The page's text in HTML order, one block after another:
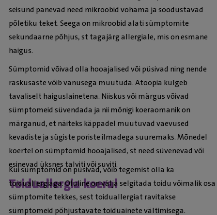
seisund panevad need mikroobid vohama ja soodustavad
põletiku teket. Seega on mikroobid alati sümptomite
sekundaarne põhjus, st tagajärg allergiale, mis on esmane
haigus.
Sümptomid võivad olla hooajalised või püsivad ning nende
raskusaste võib vanusega muutuda. Atoopia kulgeb
tavaliselt haiguslainetena. Niiskus või märgus võivad
sümptomeid süvendada ja nii mõnigi koeraomanik on
märganud, et näiteks käppadel muutuvad vaevused
kevadiste ja sügiste poriste ilmadega suuremaks. Mõnedel
koertel on sümptomid hooajalised, st need süvenevad või
esinevad üksnes talviti või suviti.
Toiduallergia koeral
Kui sümptomid on püsivad, võib tegemist olla ka
toiduallergiaga. Oluline on välja selgitada toidu võimalik osa
sümptomite tekkes, sest toiduallergiat ravitakse
sümptomeid põhjustavate toiduainete vältimisega.